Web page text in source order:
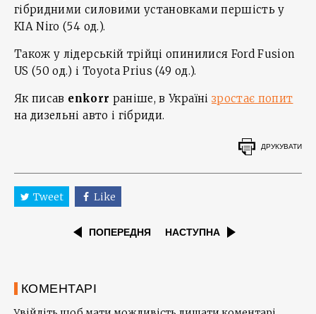
гібридними силовими установками першість у
KIA Niro (54 од.).
Також у лідерській трійці опинилися Ford Fusion
US (50 од.) і Toyota Prius (49 од.).
Як писав enkorr раніше, в Україні зростає попит
на дизельні авто і гібриди.
ДРУКУВАТИ
Tweet Like
ПОПЕРЕДНЯ НАСТУПНА
КОМЕНТАРІ